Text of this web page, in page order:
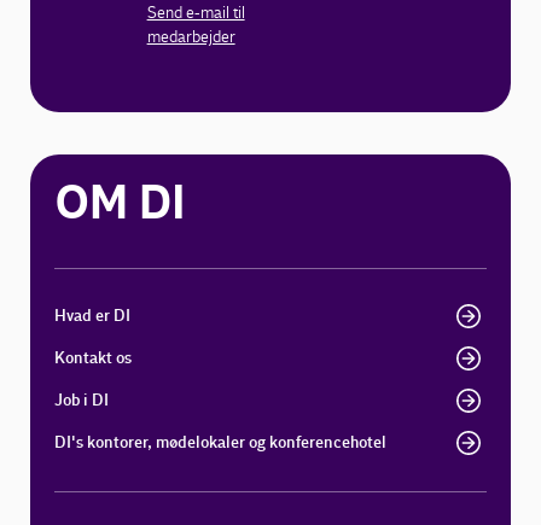
Send e-mail til
medarbejder
OM DI
Hvad er DI
Kontakt os
Job i DI
DI's kontorer, mødelokaler og konferencehotel